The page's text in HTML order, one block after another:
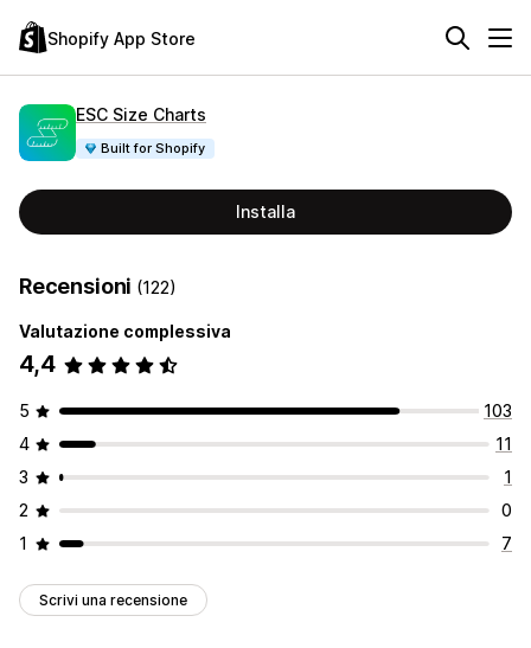
Shopify App Store
ESC Size Charts
Built for Shopify
Installa
Recensioni (122)
Valutazione complessiva
4,4
5
103
4
11
3
1
2
0
1
7
Scrivi una recensione